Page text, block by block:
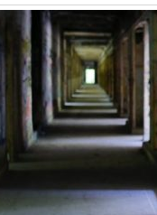
ne nous en